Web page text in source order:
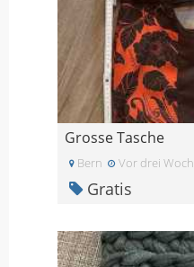
Grosse Tasche
Bern Vor drei
Gratis